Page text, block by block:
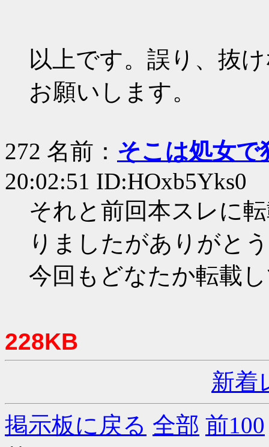
以上です。誤り、抜
お願いします。
272 名前： そこは処女で
20:02:51 ID:HOxb5Yks0
それと前回本スレに
りましたがありがと
今回もどなたか転載
228KB
新着
掲示板に戻る 全部 前100